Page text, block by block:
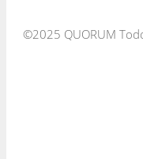
©2025 QUORUM